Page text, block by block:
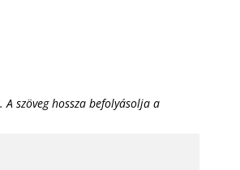
szöveg hossza befolyásolja a